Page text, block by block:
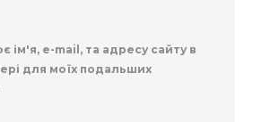
ім'я, e-mail, та адресу сайту в
для моїх подальших